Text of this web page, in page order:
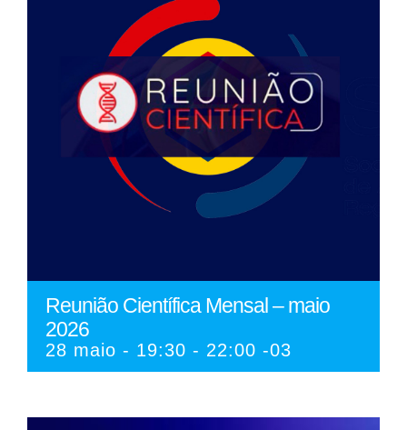
Reunião Científica Mensal – maio
2026
28 maio - 19:30 - 22:00 -03